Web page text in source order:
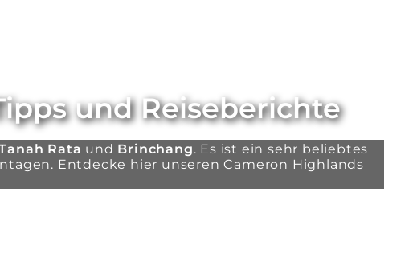
und Reiseberichte
Rata und Brinchang. Es ist ein sehr beliebtes
Entdecke hier unseren Cameron Highlands